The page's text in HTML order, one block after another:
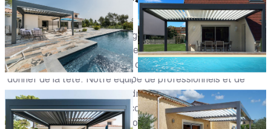
RENSEIGNENT
Vous avez un projet d'aménagement de votre extérieur ?
Choisir sa pergola n'est pas de tout repos, les offres et les
solutions sont nombreuses et on ne sait parfois pas où
donner de la tête. Notre équipe de professionnels et de
passionnés est là pour répondre à toutes vos questions en
vous accompagnant et vous conseillant pas à pas tout au
long de votre projet sur les modèles de pergolas à choisir,